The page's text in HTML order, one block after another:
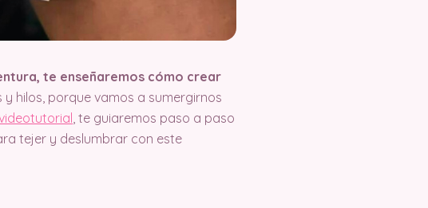
te enseñaremos cómo crear
hilos, porque vamos a sumergirnos
, te guiaremos paso a paso
tejer y deslumbrar con este